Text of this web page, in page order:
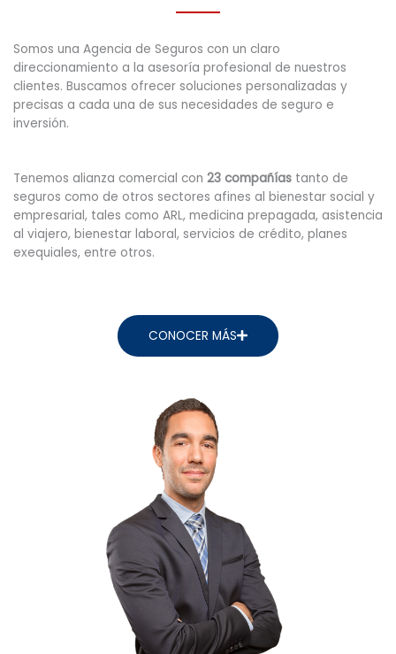
Somos una Agencia de Seguros con un claro
direccionamiento a la asesoría profesional de nuestros
clientes. Buscamos ofrecer soluciones personalizadas y
precisas a cada una de sus necesidades de seguro e
inversión.
Tenemos alianza comercial con 23 compañías tanto de
seguros como de otros sectores afines al bienestar social y
empresarial, tales como ARL, medicina prepagada, asistencia
al viajero, bienestar laboral, servicios de crédito, planes
exequiales, entre otros.
CONOCER MÁS